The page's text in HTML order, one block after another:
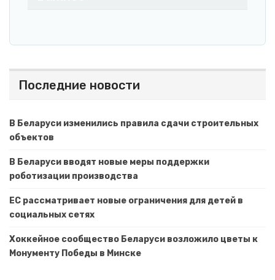
Последние новости
В Беларуси изменились правила сдачи строительных
объектов
В Беларуси вводят новые меры поддержки
роботизации производства
ЕС рассматривает новые ограничения для детей в
социальных сетях
Хоккейное сообщество Беларуси возложило цветы к
Монументу Победы в Минске